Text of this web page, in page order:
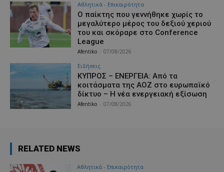
Αθλητικά - Επικαιρότητα
Ο παίκτης που γεννήθηκε χωρίς το
μεγαλύτερο μέρος του δεξιού χεριού
του και σκόραρε στο Conference
League
Afentiko 07/08/2026
Ειδήσεις
ΚΥΠΡΟΣ – ΕΝΕΡΓΕΙΑ: Από τα
κοιτάσματα της ΑΟΖ στο ευρωπαϊκό
δίκτυο – Η νέα ενεργειακή εξίσωση
Afentiko 07/08/2026
RELATED NEWS
Αθλητικά - Επικαιρότητα